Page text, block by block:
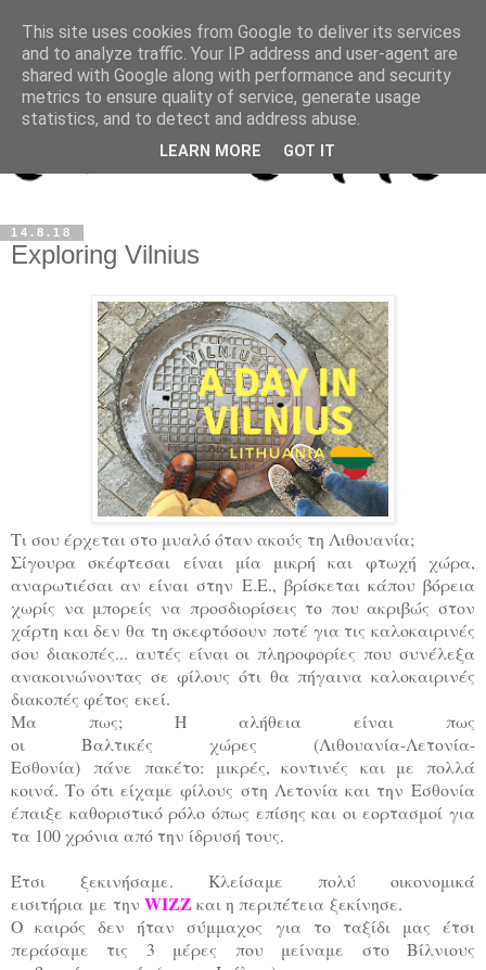
14.8.18
Exploring Vilnius
Τι σου έρχεται στο μυαλό όταν ακούς τη Λιθουανία;
Σίγουρα σκέφτεσαι είναι μία μικρή και φτωχή χώρα,
αναρωτιέσαι αν είναι στην Ε.Ε., βρίσκεται κάπου βόρεια
χωρίς να μπορείς να προσδιορίσεις το που ακριβώς στον
χάρτη και δεν θα τη σκεφτόσουν ποτέ για τις καλοκαιρινές
σου διακοπές... αυτές είναι οι πληροφορίες που συνέλεξα
ανακοινώνοντας σε φίλους ότι θα πήγαινα καλοκαιρινές
διακοπές φέτος εκεί.
Μα πως; Η αλήθεια είναι πως
οι Βαλτικές χώρες (Λιθουανία-Λετονία-
Εσθονία) πάνε πακέτο: μικρές, κοντινές και με πολλά
κοινά. Το ότι είχαμε φίλους στη Λετονία και την Εσθονία
έπαιξε καθοριστικό ρόλο όπως επίσης και οι εορτασμοί για
τα 100 χρόνια από την ίδρυσή τους.
Έτσι ξεκινήσαμε. Κλείσαμε πολύ οικονομικά
εισιτήρια με την WIZZ και η περιπέτεια ξεκίνησε.
Ο καιρός δεν ήταν σύμμαχος για το ταξίδι μας έτσι
περάσαμε τις 3 μέρες που μείναμε στο Βίλνιους
This site uses cookies from Google to deliver its services
and to analyze traffic. Your IP address and user-agent are
shared with Google along with performance and security
metrics to ensure quality of service, generate usage
statistics, and to detect and address abuse.
LEARN MORE GOT IT